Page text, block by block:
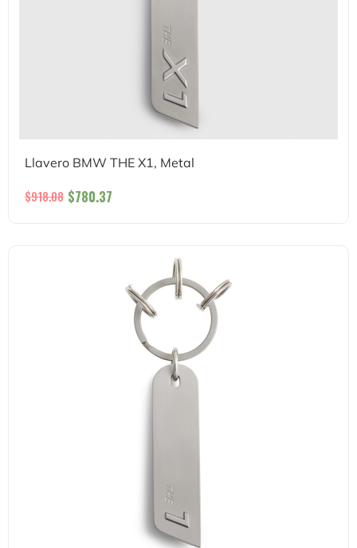
Llavero BMW THE X1, Metal
$918.08 $780.37